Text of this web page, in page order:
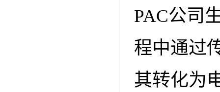
PAC公司
程中通过
其转化为